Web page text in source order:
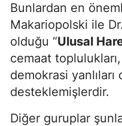
Bunlardan en
Makariopolski ile
olduğu “Ulusal
cemaat
demokrasi yanlıları
desteklemişlerdir.
Diğer guruplar